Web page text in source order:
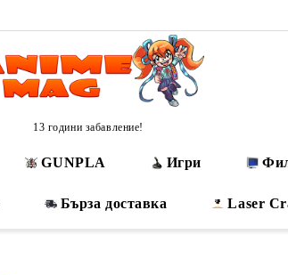
13 години забавление!
GUNPLA Игри
Бърза доставка Laser